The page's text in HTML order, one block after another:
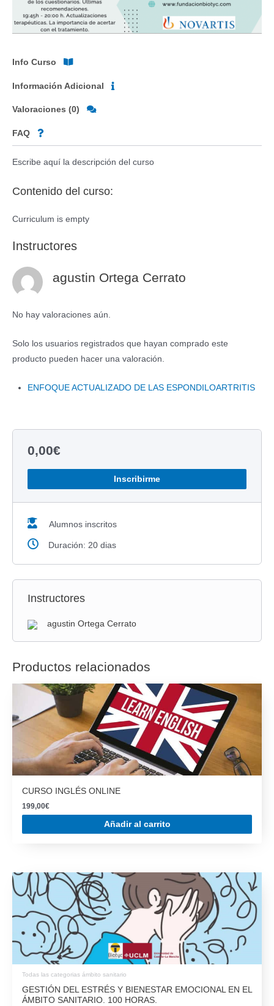
Info Curso
Información Adicional
Valoraciones (0)
FAQ
Escribe aquí la descripción del curso
Contenido del curso:
Curriculum is empty
Instructores
agustin Ortega Cerrato
No hay valoraciones aún.
Solo los usuarios registrados que hayan comprado este
producto pueden hacer una valoración.
ENFOQUE ACTUALIZADO DE LAS ESPONDILOARTRITIS
0,00€
Inscribirme
Alumnos inscritos
Duración: 20 dias
Instructores
agustin Ortega Cerrato
Productos relacionados
CURSO INGLÉS ONLINE
199,00€
Añadir al carrito
Todas las categorias ámbito sanitario
GESTIÓN DEL ESTRÉS Y BIENESTAR EMOCIONAL EN EL
ÁMBITO SANITARIO. 100 HORAS.